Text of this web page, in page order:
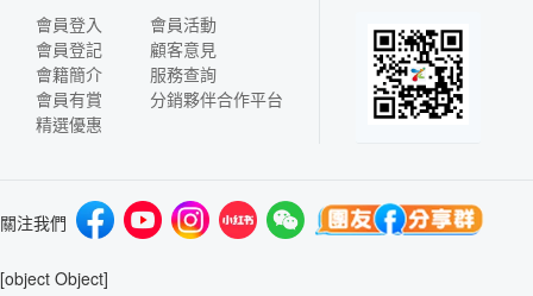
會員登入
會員登記
會籍簡介
會員有賞
精選優惠
會員活動
顧客意見
服務查詢
分銷夥伴合作平台
關注我們
[object Object]